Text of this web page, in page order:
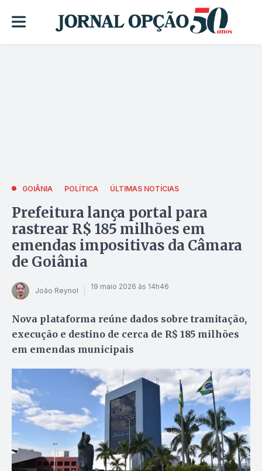
GOIÂNIA POLÍTICA ÚLTIMAS NOTÍCIAS
Prefeitura lança portal para
rastrear R$ 185 milhões em
emendas impositivas da Câmara
de Goiânia
João Reynol 19 maio 2026 às 14h46
Nova plataforma reúne dados sobre tramitação,
execução e destino de cerca de R$ 185 milhões
em emendas municipais